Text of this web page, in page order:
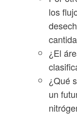
los
¿El
¿Qué
un